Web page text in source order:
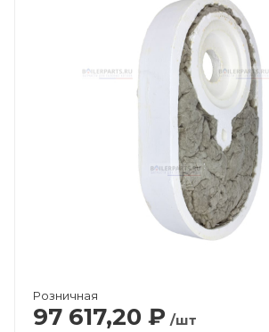
Розничная
97 617,20 ₽ /шт